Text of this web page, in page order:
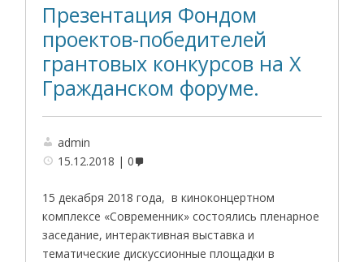
Презентация Фондом
проектов-победителей
грантовых конкурсов на X
Гражданском форуме.
admin
15.12.2018
0
15 декабря 2018 года, в киноконцертном
комплексе «Современник» состоялись пленарное
заседание, интерактивная выставка и
тематические дискуссионные площадки в